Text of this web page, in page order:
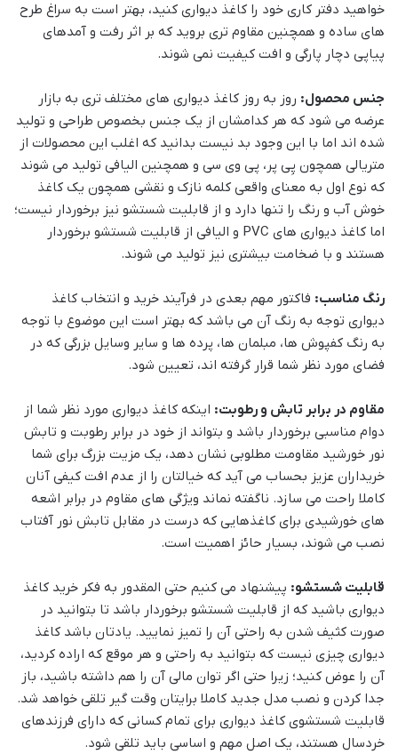
خواهید دفتر کاری خود را کاغذ دیواری کنید، بهتر است به سراغ طرح
های ساده و همچنین مقاوم تری بروید که بر اثر رفت و آمدهای
پیاپی دچار پارگی و افت کیفیت نمی شوند.
جنس محصول: روز به روز کاغذ دیواری های مختلف تری به بازار
عرضه می شود که هر کدامشان از یک جنس بخصوص طراحی و تولید
شده اند اما با این وجود بد نیست بدانید که اغلب این محصولات از
متریالی همچون پِی پر، پی وی سی و همچنین الیافی تولید می شوند
که نوع اول به معنای واقعی کلمه نازک و نقشی همچون یک کاغذ
خوش آب و رنگ را تنها دارد و از قابلیت شستشو نیز برخوردار نیست؛
اما کاغذ دیواری های PVC و الیافی از قابلیت شستشو برخوردار
هستند و با ضخامت بیشتری نیز تولید می شوند.
رنگ مناسب: فاکتور مهم بعدی در فرآیند خرید و انتخاب کاغذ
دیواری توجه به رنگ آن می باشد که بهتر است این موضوع با توجه
به رنگ کفپوش ها، مبلمان ها، پرده ها و سایر وسایل بزرگی که در
فضای مورد نظر شما قرار گرفته اند، تعیین شود.
مقاوم در برابر تابش و رطوبت: اینکه کاغذ دیواری مورد نظر شما از
دوام مناسبی برخوردار باشد و بتواند از خود در برابر رطوبت و تابش
نور خورشید مقاومت مطلوبی نشان دهد، یک مزیت بزرگ برای شما
خریداران عزیز بحساب می آید که خیالتان را از عدم افت کیفی آنان
کاملا راحت می سازد. ناگفته نماند ویژگی های مقاوم در برابر اشعه
های خورشیدی برای کاغذهایی که درست در مقابل تابش نور آفتاب
نصب می شوند، بسیار حائز اهمیت است.
قابلیت شستشو: پیشنهاد می کنیم حتی المقدور به فکر خرید کاغذ
دیواری باشید که از قابلیت شستشو برخوردار باشد تا بتوانید در
صورت کثیف شدن به راحتی آن را تمیز نمایید. یادتان باشد کاغذ
دیواری چیزی نیست که بتوانید به راحتی و هر موقع که اراده کردید،
آن را عوض کنید؛ زیرا حتی اگر توان مالی آن را هم داشته باشید، باز
جدا کردن و نصب مدل جدید کاملا برایتان وقت گیر تلقی خواهد شد.
قابلیت شستشوی کاغذ دیواری برای تمام کسانی که دارای فرزندهای
خردسال هستند، یک اصل مهم و اساسی باید تلقی شود.